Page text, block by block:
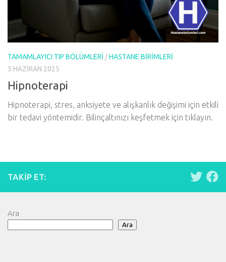
TAMAMLAYICI TIP BÖLÜMLERI /HASTANE BIRIMLERI
5 HAZIRAN 2025
Hipnoterapi
Hipnoterapi, stres, anksiyete ve alışkanlık değişimi için etkili
bir tedavi yöntemidir. Bilinçaltınızı keşfetmek için tıklayın.
TAKIP ET:
Ara
Ara